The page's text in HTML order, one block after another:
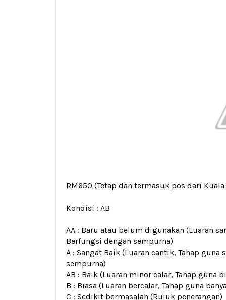
RM650 (Tetap dan termasuk pos dari
Kondisi : AB
AA : Baru atau belum digunakan (Luaran
Berfungsi dengan sempurna)
A : Sangat Baik (Luaran cantik, Tahap
sempurna)
AB : Baik (Luaran minor calar, Tahap
B : Biasa (Luaran bercalar, Tahap guna
C : Sedikit bermasalah (Rujuk penerangan)